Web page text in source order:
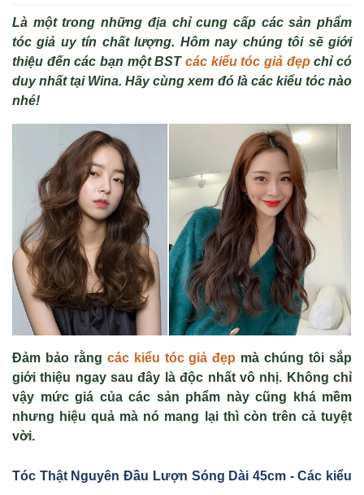
Là một trong những địa chỉ cung cấp các sản phẩm
tóc giả uy tín chất lượng. Hôm nay chúng tôi sẽ giới
thiệu đến các bạn một BST các kiểu tóc giả đẹp chỉ có
duy nhất tại Wina. Hãy cùng xem đó là các kiểu tóc nào
nhé!
Đảm bảo rằng các kiểu tóc giả đẹp mà chúng tôi sắp
giới thiệu ngay sau đây là độc nhất vô nhị. Không chỉ
vậy mức giá của các sản phẩm này cũng khá mềm
nhưng hiệu quả mà nó mang lại thì còn trên cả tuyệt
vời.
Tóc Thật Nguyên Đầu Lượn Sóng Dài 45cm - Các kiểu